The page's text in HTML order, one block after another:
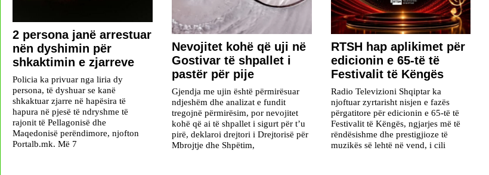
2 persona janë arrestuar
nën dyshimin për
shkaktimin e zjarreve
Policia ka privuar nga liria dy
persona, të dyshuar se kanë
shkaktuar zjarre në hapësira të
hapura në pjesë të ndryshme të
rajonit të Pellagonisë dhe
Maqedonisë perëndimore, njofton
Portalb.mk. Më 7
Nevojitet kohë që uji në
Gostivar të shpallet i
pastër për pije
Gjendja me ujin është përmirësuar
ndjeshëm dhe analizat e fundit
tregojnë përmirësim, por nevojitet
kohë që ai të shpallet i sigurt për t’u
pirë, deklaroi drejtori i Drejtorisë për
Mbrojtje dhe Shpëtim,
RTSH hap aplikimet për
edicionin e 65-të të
Festivalit të Këngës
Radio Televizioni Shqiptar ka
njoftuar zyrtarisht nisjen e fazës
përgatitore për edicionin e 65-të të
Festivalit të Këngës, ngjarjes më të
rëndësishme dhe prestigjioze të
muzikës së lehtë në vend, i cili